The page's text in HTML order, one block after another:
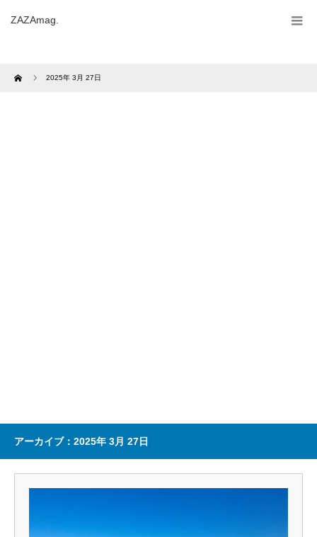
ZAZAmag.
Home 2025年 3月 27日
アーカイブ：2025年 3月 27日